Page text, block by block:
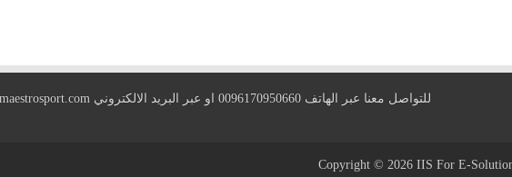
للتواصل معنا عبر الهاتف 0096170950660 او عبر البريد الالكتروني
Copyright © 2026 IIS For E-